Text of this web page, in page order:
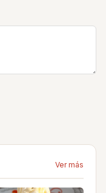
Ver más